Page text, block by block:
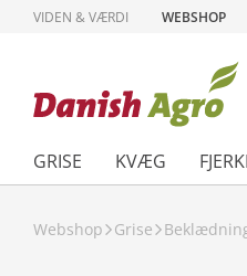
VIDEN & VÆRDI WEBSHOP
GRISE KVÆG
Webshop Grise